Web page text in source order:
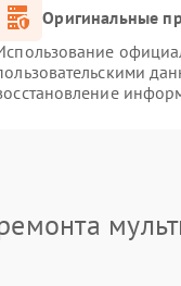
Оригинальные